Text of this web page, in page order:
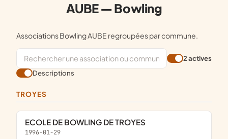
AUBE — Bowling
Associations Bowling AUBE regroupées par commune.
2 actives
Descriptions
TROYES
ECOLE DE BOWLING DE TROYES
1996-01-29